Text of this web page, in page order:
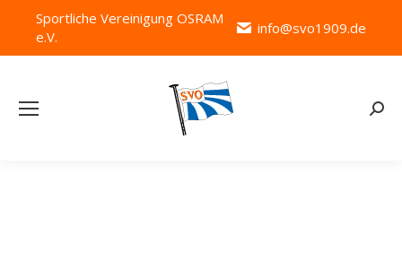
Sportliche Vereinigung OSRAM
e.V.
info@svo1909.de